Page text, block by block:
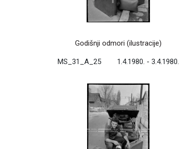
Godišnji odmori (ilustracije)
MS_31_A_25 1.4.1980. - 3.4.1980.